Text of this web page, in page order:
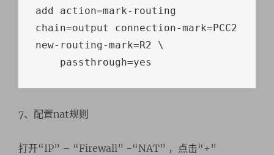
add action=mark- routing
chain=output connection-mark=PCC2
new- routing-mark=R2 \
    passthrough
=yes
7、配置nat规则
打开“IP” – “Firewall” -“NAT” ，点击“+”